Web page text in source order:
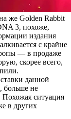
же Golden Rabbit
3, похоже,
издания
с крайне
— в продаже
скорее всего,
данной
больше не
ситуация
в других